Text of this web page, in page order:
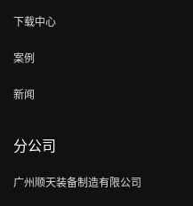
下载中心
案例
新闻
分公司
广州顺天装备制造有限公司